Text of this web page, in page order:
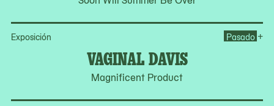
Exposición
VAGINAL DAVIS
Magnificent Product
Pasado +